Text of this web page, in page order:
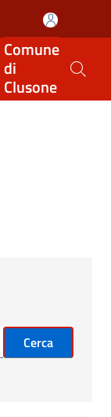
Comune
di
Clusone
Cerca